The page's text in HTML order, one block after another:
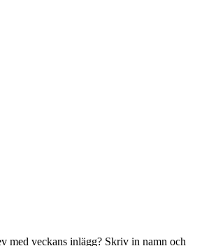
med veckans inlägg? Skriv in namn och